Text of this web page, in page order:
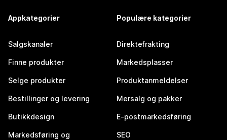
Appkategorier
Salgskanaler
Finne produkter
Selge produkter
Bestillinger og levering
Butikkdesign
Markedsføring og
Populære kategorier
Direktefrakting
Markedsplasser
Produktanmeldelser
Mersalg og pakker
E-postmarkedsføring
SEO